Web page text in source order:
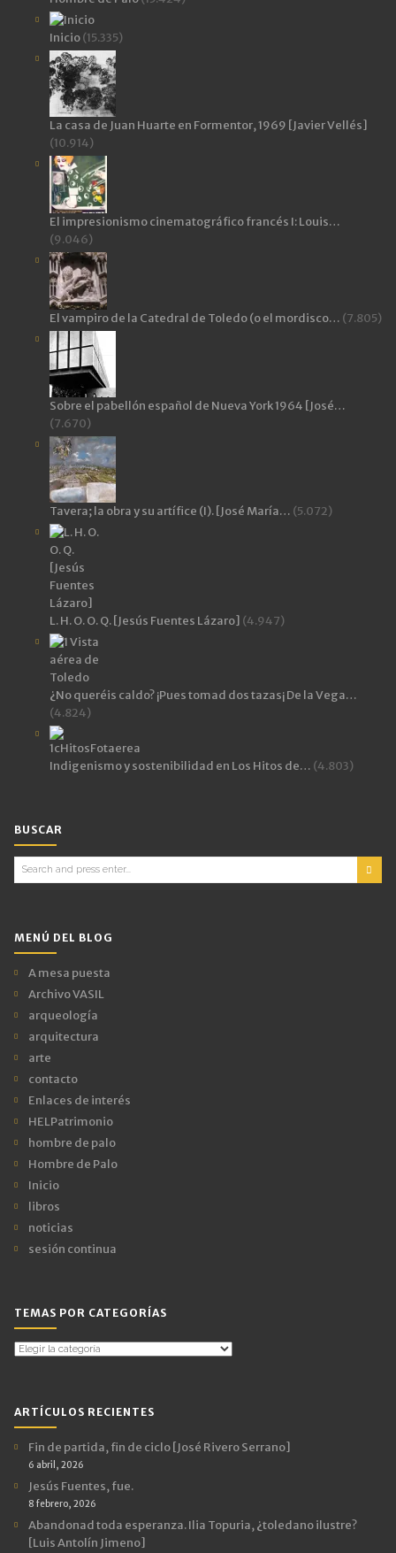
Inicio(15.335)
La casa de Juan Huarte en Formentor, 1969 [Javier Vellés]
(10.914)
El impresionismo cinematográfico francés I: Louis…
(9.046)
El vampiro de la Catedral de Toledo (o el mordisco… (7.805)
Sobre el pabellón español de Nueva York 1964 [José…
(7.670)
Tavera; la obra y su artífice (I). [José María… (5.072)
L. H. O. O. Q. [Jesús Fuentes Lázaro] (4.947)
¿No queréis caldo? ¡Pues tomad dos tazas¡ De la Vega…
(4.824)
Indigenismo y sostenibilidad en Los Hitos de… (4.803)
BUSCAR
Search
for:
MENÚ DEL BLOG
A mesa puesta
Archivo VASIL
arqueología
arquitectura
arte
contacto
Enlaces de interés
HELPatrimonio
hombre de palo
Hombre de Palo
Inicio
libros
noticias
sesión continua
TEMAS POR CATEGORÍAS
Temas
ARTÍCULOS RECIENTES
Fin de partida, fin de ciclo [José Rivero Serrano]
6 abril, 2026
Jesús Fuentes, fue.
8 febrero, 2026
Abandonad toda esperanza. Ilia Topuria, ¿toledano ilustre?
[Luis Antolín Jimeno]